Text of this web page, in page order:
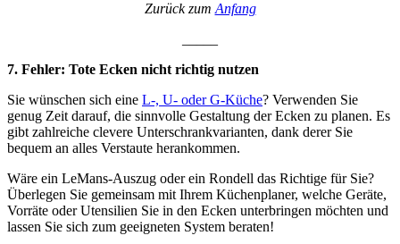
Zurück zumAnfang
7. Fehler: Tote Ecken nicht richtig nutzen
Sie wünschen sich eine L-, U- oder G-Küche? Verwenden Sie
genug Zeit darauf, die sinnvolle Gestaltung der Ecken zu planen. Es
gibt zahlreiche clevere Unterschrankvarianten, dank derer Sie
bequem an alles Verstaute herankommen.
Wäre ein LeMans-Auszug oder ein Rondell das Richtige für Sie?
Überlegen Sie gemeinsam mit Ihrem Küchenplaner, welche Geräte,
Vorräte oder Utensilien Sie in den Ecken unterbringen möchten und
lassen Sie sich zum geeigneten System beraten!